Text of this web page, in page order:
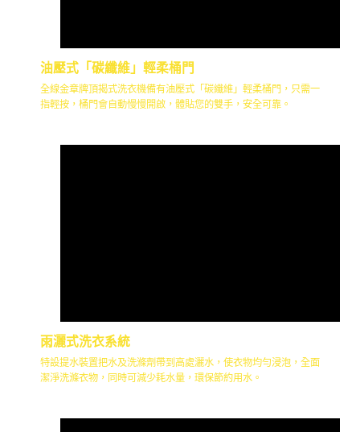
油壓式「碳纖維」輕柔桶門
全線金章牌頂揭式洗衣機備有油壓式「碳纖維」輕柔桶門，只需一
指輕按，桶門會自動慢慢開啟，體貼您的雙手，安全可靠。
雨灑式洗衣系統
特設提水裝置把水及洗滌劑帶到高處灑水，使衣物均勻浸泡，全面
潔淨洗滌衣物，同時可減少耗水量，環保節約用水。